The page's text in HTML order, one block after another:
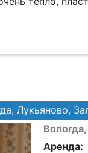
Лукьяново,
Аренда: